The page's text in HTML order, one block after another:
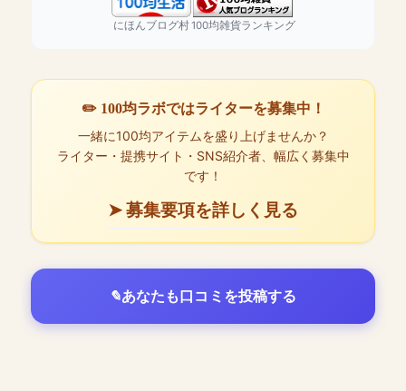
にほんブログ村100均雑貨ランキング
✏️ 100均ラボではライターを募集中！
一緒に100均アイテムを盛り上げませんか？
ライター・提携サイト・SNS紹介者、幅広く募集中
です！
➤ 募集要項を詳しく見る
あなたも口コミを投稿する